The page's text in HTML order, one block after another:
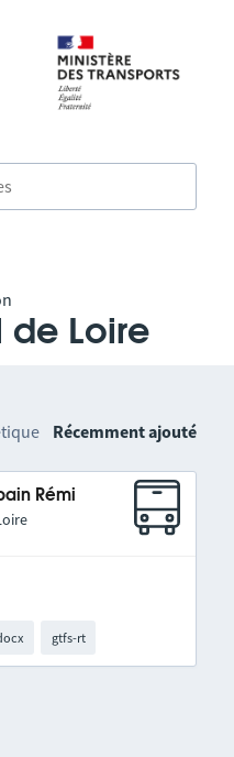
de Loire
Récemment ajouté
Rémi
gtfs-rt